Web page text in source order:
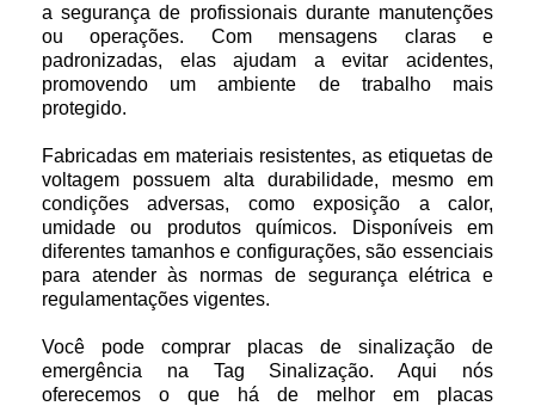
a segurança de profissionais durante manutenções
ou operações. Com mensagens claras e
padronizadas, elas ajudam a evitar acidentes,
promovendo um ambiente de trabalho mais
protegido.
Fabricadas em materiais resistentes, as etiquetas de
voltagem possuem alta durabilidade, mesmo em
condições adversas, como exposição a calor,
umidade ou produtos químicos. Disponíveis em
diferentes tamanhos e configurações, são essenciais
para atender às normas de segurança elétrica e
regulamentações vigentes.
Você pode comprar placas de sinalização de
emergência na Tag Sinalização. Aqui nós
oferecemos o que há de melhor em placas